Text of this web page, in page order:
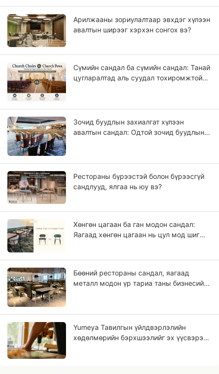
Арилжааны зориулалтаар эвхдэг хүлээн
авалтын ширээг хэрхэн сонгох вэ?
Сүмийн сандал ба сүмийн сандал: Танай
цугларалтад аль суудал тохиромжтой
Зочид буудлын захиалгат хүлээн
авалтын сандал: Одтой зочид буудлын
Рестораны бүрээстэй болон бүрээсгүй
сандлууд, ялгаа нь юу вэ?
Хөнгөн цагаан ба ган модон сандал:
Яагаад хөнгөн цагаан нь цул мод шиг
Бөөний рестораны сандал, яагаад
металл модон үр тариа таны бизнесийн
Yumeya Тавилгын үйлдвэрлэлийн
хөдөлмөрийн бэрхшээлийг эх үүсвэрээс